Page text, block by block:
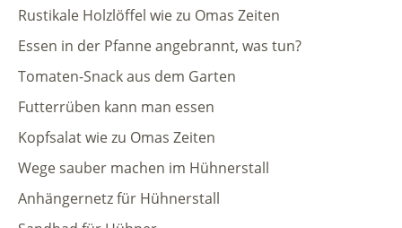
Rustikale Holzlöffel wie zu Omas Zeiten
Essen in der Pfanne angebrannt, was tun?
Tomaten-Snack aus dem Garten
Futterrüben kann man essen
Kopfsalat wie zu Omas Zeiten
Wege sauber machen im Hühnerstall
Anhängernetz für Hühnerstall